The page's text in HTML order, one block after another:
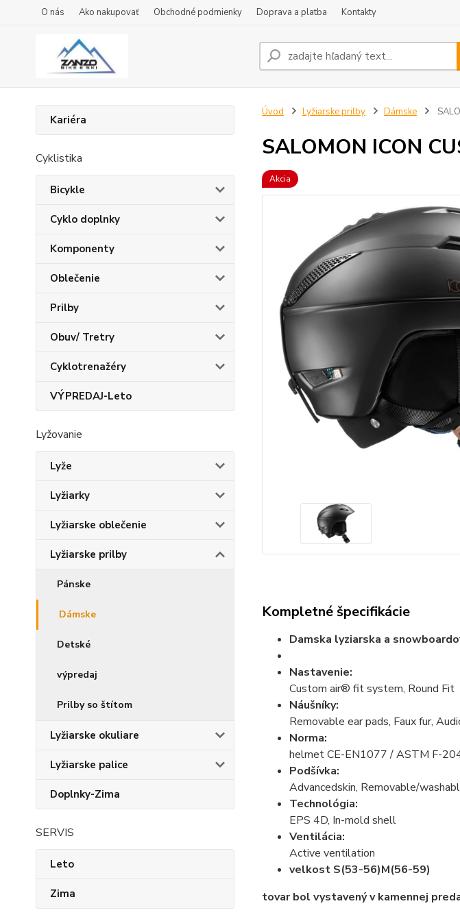
O nás Ako nakupovať Obchodné podmienky Doprava a platba Kontakty
Kariéra
Cyklistika
Bicykle
Cyklo doplnky
Komponenty
Oblečenie
Prilby
Obuv/ Tretry
Cyklotrenažéry
VÝPREDAJ-Leto
Lyžovanie
Lyže
Lyžiarky
Lyžiarske oblečenie
Lyžiarske prilby
Pánske
Dámske
Detské
výpredaj
Prilby so štítom
Lyžiarske okuliare
Lyžiarske palice
Doplnky-Zima
SERVIS
Leto
Zima
Úvod Lyžiarske prilby Dámske
SALOMON ICON
Akcia
Kompletné špecifikácie
Damska lyziarska a
Nastavenie:
Custom air® fit system, Round Fit
Náušníky:
Removable ear pads, Faux fur,
Norma:
helmet CE-EN1077 / ASTM F-
Podšívka:
Advancedskin, Removable/
Technológia:
EPS 4D, In-mold shell
Ventilácia:
Active ventilation
velkost S(53-56)M(56-59)
tovar bol vystavený v kamennej